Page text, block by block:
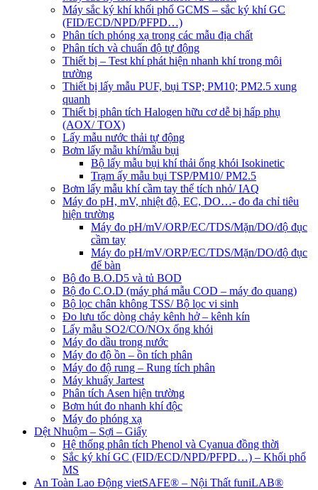
Máy sắc ký khí khối phổ GCMS – sắc ký khí GC
(FID/ECD/NPD/PFPD…)
Phân tích phóng xạ trong các mẫu địa chất
Phân tích và chuẩn độ tự động
Thiết bị – Test khí phát hiện nhanh khí trong môi
trường
Thiết bị lấy mẫu PUF, bụi TSP; PM10; PM2.5 xung
quanh
Thiết bị phân tích Halogen hữu cơ dễ bị hấp phụ
(AOX/ TOX)
Lấy mẫu nước thải tự động
Bơm lấy mẫu khí/mẫu bụi
Bộ lấy mẫu bụi khí thải ống khói Isokinetic
Trạm ấy mẫu bụi TSP/PM10/ PM2.5
Bơm lấy mẫu khí cầm tay thể tích nhỏ/ IAQ
Máy đo pH, mV, nhiệt độ, EC, DO…- đo đa chỉ tiêu
hiện trường
Máy đo pH/mV/ORP/EC/TDS/Mặn/DO/độ đục
cầm tay
Máy đo pH/mV/ORP/EC/TDS/Mặn/DO/độ đục
để bàn
Bộ đo B.O.D5 và tủ BOD
Bộ đo C.O.D (máy phá mẫu COD – máy đo quang)
Bộ lọc chân không TSS/ Bộ lọc vi sinh
Đo lưu tốc dòng chảy kênh hở – kênh kín
Lấy mẫu SO2/CO/NOx ống khói
Máy đo dầu trong nước
Máy đo độ ồn – ồn tích phân
Máy đo độ rung – Rung tích phân
Máy khuấy Jartest
Phân tích Asen hiện trường
Bơm hút đo nhanh khí độc
Máy đo phóng xạ
Dệt Nhuộm – Sợi – Giấy
Hệ thống phân tích Phenol và Cyanua đồng thời
Sắc ký khí GC (FID/ECD/NPD/PFPD…) – Khối phổ
MS
An Toàn Lao Động vietSAFE® – Nội Thất funiLAB®